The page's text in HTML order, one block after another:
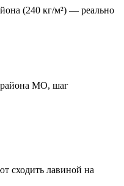
(240 кг/м²) — реально
района МО, шаг
сходить лавиной на